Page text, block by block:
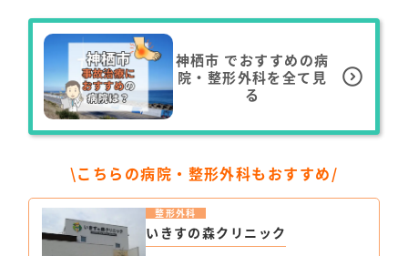
神栖市 でおすすめの病
院・整形外科を全て見
る
\こちらの病院・整形外科もおすすめ/
いきすの森クリニック
整形外科